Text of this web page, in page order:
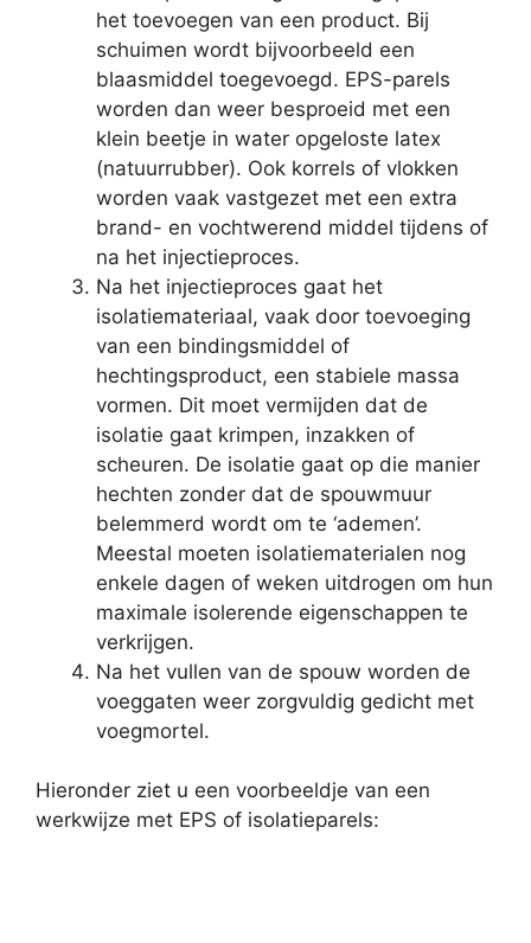
het toevoegen van een product. Bij
schuimen wordt bijvoorbeeld een
blaasmiddel toegevoegd. EPS-parels
worden dan weer besproeid met een
klein beetje in water opgeloste latex
(natuurrubber). Ook korrels of vlokken
worden vaak vastgezet met een extra
brand- en vochtwerend middel tijdens of
na het injectieproces.
Na het injectieproces gaat het
isolatiemateriaal, vaak door toevoeging
van een bindingsmiddel of
hechtingsproduct, een stabiele massa
vormen. Dit moet vermijden dat de
isolatie gaat krimpen, inzakken of
scheuren. De isolatie gaat op die manier
hechten zonder dat de spouwmuur
belemmerd wordt om te ‘ademen’.
Meestal moeten isolatiematerialen nog
enkele dagen of weken uitdrogen om hun
maximale isolerende eigenschappen te
verkrijgen.
Na het vullen van de spouw worden de
voeggaten weer zorgvuldig gedicht met
voegmortel.
Hieronder ziet u een voorbeeldje van een
werkwijze met EPS of isolatieparels: